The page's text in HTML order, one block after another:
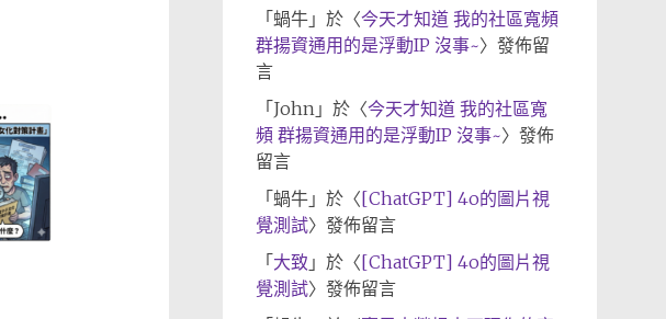
「 蝸牛」於〈今天才知道 我的社區寬頻
群揚資通用的是浮動IP 沒事~〉發佈留
言
「 John」於〈今天才知道 我的社區寬
頻 群揚資通用的是浮動IP 沒事~〉發佈
留言
「 蝸牛」於〈[ChatGPT] 4o的圖片視
覺測試〉發佈留言
「 大致 」於〈[ChatGPT] 4o的圖片視
覺測試〉發佈留言